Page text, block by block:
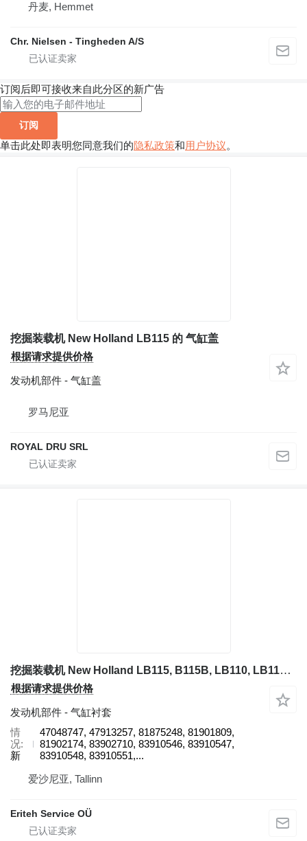
丹麦, Hemmet
Chr. Nielsen - Tingheden A/S
订阅后即可接收来自此分区的新广告
订阅
单击此处即表明您同意我们的隐私政策和用户协议。
挖掘装载机 New Holland LB115 的 气缸盖
根据请求提供价格
发动机部件 - 气缸盖
罗马尼亚
ROYAL DRU SRL
挖掘装载机 New Holland LB115, B115B, LB110, LB110, LB95, LB95B 的 气缸衬套 New Holland 83910645, 83931289, 85803005, 85803192, 85803193, 85803196, 8580 47048747
根据请求提供价格
发动机部件 - 气缸衬套
情
况
新
47048747, 47913257, 81875248, 81901809,
81902174, 83902710, 83910546, 83910547,
83910548, 83910551,...
爱沙尼亚, Tallinn
Eriteh Service OÜ